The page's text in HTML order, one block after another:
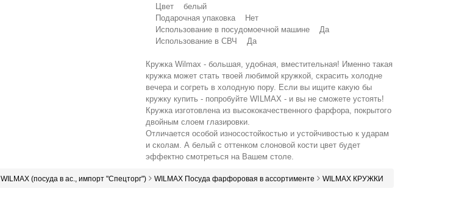
Цвет белый
Подарочная упаковка Нет
Использование в посудомоечной машине Да
Использование в СВЧ Да
Кружка Wilmax - большая, удобная, вместительная! Именно такая
кружка может стать твоей любимой кружкой, скрасить холодне
вечера и согреть в холодную пору. Если вы ищите какую бы
кружку купить - попробуйте WILMAX - и вы не сможете устоять!
Кружка изготовлена из высококачественного фарфора, покрытого
двойным слоем глазировки.
Отличается особой износостойкостью и устойчивостью к ударам
и сколам. А белый с оттенком слоновой кости цвет будет
эффектно смотреться на Вашем столе.
WILMAX (посуда в ас., импорт "Спецторг") WILMAX Посуда фарфоровая в ассортименте WILMAX КРУЖКИ